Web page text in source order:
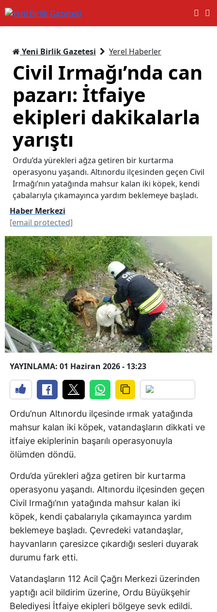
Yeni Birlik Gazetesi Yerel Haberler
Civil Irmağı’nda can
pazarı: İtfaiye
ekipleri dakikalarla
yarıştı
Ordu’da yürekleri ağza getiren bir kurtarma
operasyonu yaşandı. Altınordu ilçesinden geçen Civil
Irmağı’nın yatağında mahsur kalan iki köpek, kendi
çabalarıyla çıkamayınca yardım beklemeye başladı.
Haber Merkezi
[email protected]
YAYINLAMA: 01 Haziran 2026 - 13:23
Ordu’nun Altınordu ilçesinde ırmak yatağında
mahsur kalan iki köpek, vatandaşların dikkati ve
itfaiye ekiplerinin başarılı operasyonuyla
ölümden döndü.
Ordu’da yürekleri ağza getiren bir kurtarma
operasyonu yaşandı. Altınordu ilçesinden geçen
Civil Irmağı’nın yatağında mahsur kalan iki
köpek, kendi çabalarıyla çıkamayınca yardım
beklemeye başladı. Çevredeki vatandaşlar,
hayvanların çaresizce çıkardığı sesleri duyarak
durumu fark etti.
Vatandaşların 112 Acil Çağrı Merkezi üzerinden
yaptığı acil bildirim üzerine, Ordu Büyükşehir
Belediyesi İtfaiye ekipleri bölgeye sevk edildi.